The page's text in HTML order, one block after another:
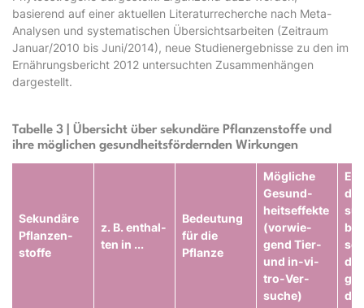
basierend auf einer aktuellen Literaturrecherche nach Meta-
Analysen und systematischen Übersichtsarbeiten (Zeitraum
Januar/2010 bis Juni/2014), neue Studienergebnisse zu den im
Ernährungsbericht 2012 untersuchten Zusammenhängen
dargestellt.
Tabelle 3 | Übersicht über sekundäre Pflanzenstoffe und
ihre möglichen gesundheitsfördernden Wirkungen
Se­kun­där­e
Pflan­zen­
stof­fe
z. B. ent­hal­
ten in ...
Be­deu­tung
für die
Pflan­ze
Mö­glich­e
Ge­sund­
heits­ef­fek­te
(vor­wie­
gend Tier-
und in-vi­
tro-Ver­
such­e)